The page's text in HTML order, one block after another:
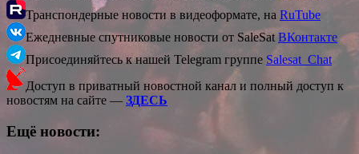
Транспондерные новости в видеоформате, на RuTube
Ежедневные спутниковые новости от SaleSatВКонтакте
Присоединяйтесь к нашей Telegram группе Salesat_Chat
Доступ в приватный новостной канал и полный доступ к
новостям на сайте — ЗДЕСЬ
Ещё новости: